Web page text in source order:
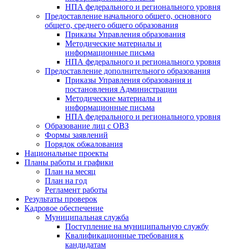
НПА федерального и регионального уровня
Предоставление начального общего, основного
общего, среднего общего образования
Приказы Управления образования
Методические материалы и
информационные письма
НПА федерального и регионального уровня
Предоставление дополнительного образования
Приказы Управления образования и
постановления Администрации
Методические материалы и
информационные письма
НПА федерального и регионального уровня
Образование лиц с ОВЗ
Формы заявлений
Порядок обжалования
Национальные проекты
Планы работы и графики
План на месяц
План на год
Регламент работы
Результаты проверок
Кадровое обеспечение
Муниципальная служба
Поступление на муниципальную службу
Квалификационные требования к
кандидатам